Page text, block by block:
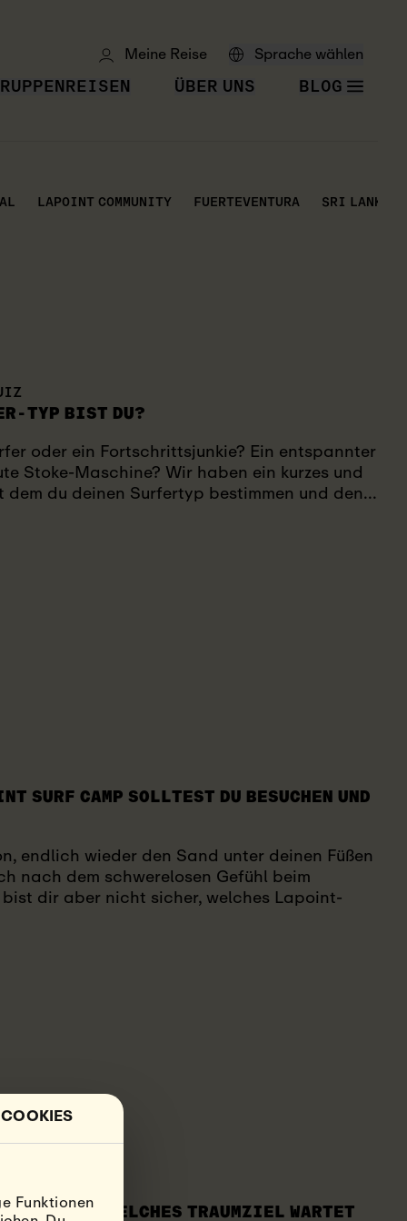
Funktionen
Meine Reise Sprache wählen
ÜBER UNS BLOG
LAPOINT COMMUNITY FUERTEVENTURA SRI LANKA
TYP BIST DU?
oder ein Fortschrittsjunkie? Ein entspannter
Stoke-Maschine? Wir haben ein kurzes und
dem du deinen Surfertyp bestimmen und den...
SURF CAMP SOLLTEST DU BESUCHEN UND
endlich wieder den Sand unter deinen Füßen
nach dem schwerelosen Gefühl beim
dir aber nicht sicher, welches Lapoint-
WELCHES TRAUMZIEL WARTET